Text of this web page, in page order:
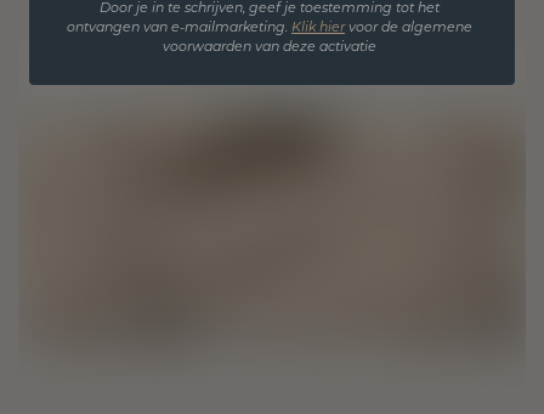
Door je in te schrijven, geef je toestemming tot het
ontvangen van e-mailmarketing. Klik hiervoor de algemene
voorwaarden van deze activatie